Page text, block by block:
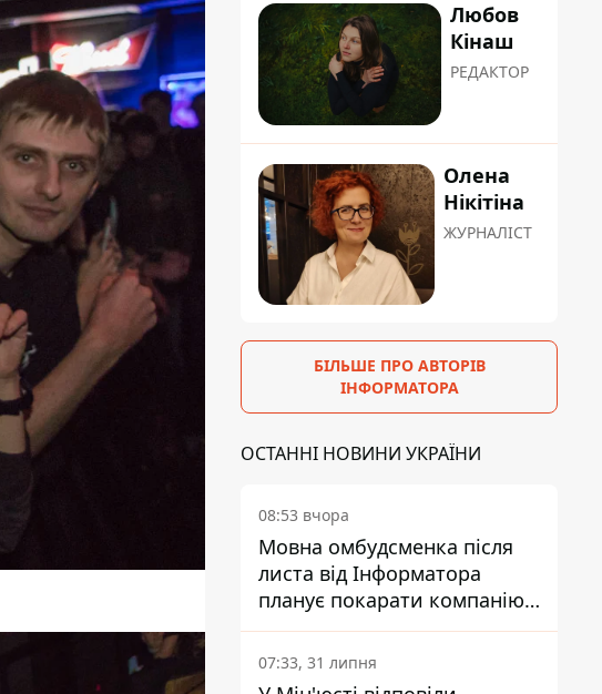
Любов
Кінаш
РЕДАКТОР
Олена
Нікітіна
ЖУРНАЛІСТ
БІЛЬШЕ ПРО АВТОРІВ
ІНФОРМАТОРА
ОСТАННІ НОВИНИ УКРАЇНИ
08:53 вчора
Мовна омбудсменка після
листа від Інформатора
планує покарати компанію-
підрядника ПриватБанку
07:33, 31 липня